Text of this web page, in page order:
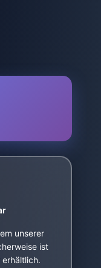
unserer
ist